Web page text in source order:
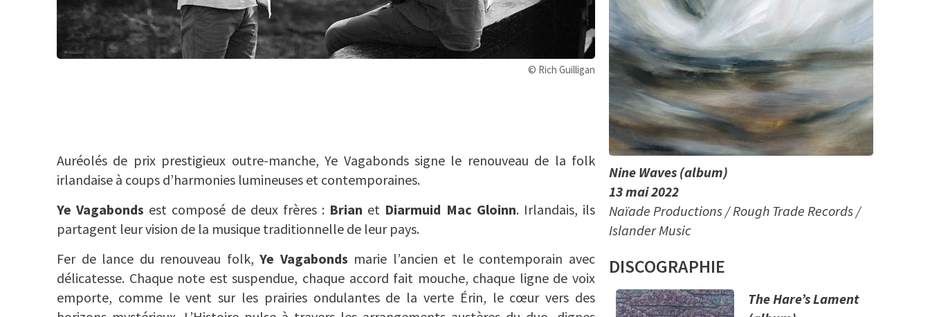
© Rich Guilligan
Auréolés de prix prestigieux outre-manche, Ye Vagabonds signe le renouveau de la folk
irlandaise à coups d’harmonies lumineuses et contemporaines.
Ye Vagabonds est composé de deux frères : Brian et Diarmuid Mac Gloinn. Irlandais, ils
partagent leur vision de la musique traditionnelle de leur pays.
Fer de lance du renouveau folk,Ye Vagabonds marie l’ancien et le contemporain avec
délicatesse. Chaque note est suspendue, chaque accord fait mouche, chaque ligne de voix
emporte, comme le vent sur les prairies ondulantes de la verte Érin, le cœur vers des
Nine Waves (album)
13 mai 2022
Naïade Productions / Rough Trade Records /
Islander Music
DISCOGRAPHIE
The Hare’s Lament